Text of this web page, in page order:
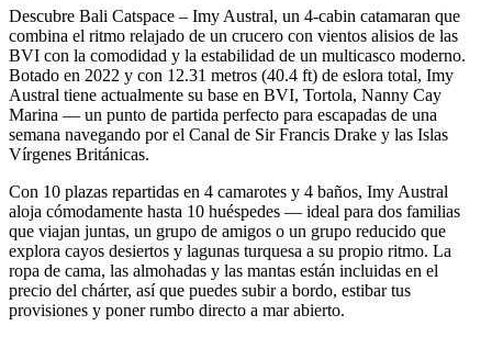
Descubre Bali Catspace – Imy Austral, un 4-cabin catamaran que
combina el ritmo relajado de un crucero con vientos alisios de las
BVI con la comodidad y la estabilidad de un multicasco moderno.
Botado en 2022 y con 12.31 metros (40.4 ft) de eslora total, Imy
Austral tiene actualmente su base en BVI, Tortola, Nanny Cay
Marina — un punto de partida perfecto para escapadas de una
semana navegando por el Canal de Sir Francis Drake y las Islas
Vírgenes Británicas.
Con 10 plazas repartidas en 4 camarotes y 4 baños, Imy Austral
aloja cómodamente hasta 10 huéspedes — ideal para dos familias
que viajan juntas, un grupo de amigos o un grupo reducido que
explora cayos desiertos y lagunas turquesa a su propio ritmo. La
ropa de cama, las almohadas y las mantas están incluidas en el
precio del chárter, así que puedes subir a bordo, estibar tus
provisiones y poner rumbo directo a mar abierto.